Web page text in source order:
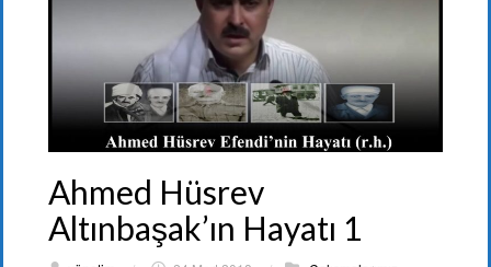
Ahmed Hüsrev
Altınbaşak’ın Hayatı 1